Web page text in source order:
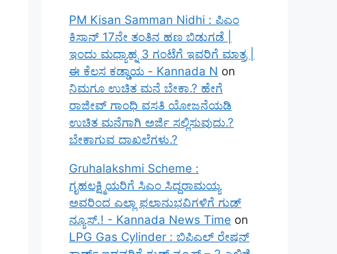
PM Kisan Samman Nidhi : ಪಿಎಂ
ಕಿಸಾನ್ 17ನೇ ತಂತಿನ ಹಣ ಬಿಡುಗಡೆ |
ಇಂದು ಮಧ್ಯಾಹ್ನ 3 ಗಂಟೆಗೆ ಇವರಿಗೆ ಮಾತ್ರ |
ಈ ಕೆಲಸ ಕಡ್ಡಾಯ - Kannada N on
ನಿಮಗೂ ಉಚಿತ ಮನೆ ಬೇಕಾ.? ಹೇಗೆ
ರಾಜೀವ್ ಗಾಂಧಿ ವಸತಿ ಯೋಜನೆಯಡಿ
ಉಚಿತ ಮನೆಗಾಗಿ ಅರ್ಜಿ ಸಲ್ಲಿಸುವುದು.?
ಬೇಕಾಗುವ ದಾಖಲೆಗಳು.?
Gruhalakshmi Scheme :
ಗೃಹಲಕ್ಷ್ಮಿಯರಿಗೆ ಸಿಎಂ ಸಿದ್ದರಾಮಯ್ಯ
ಅವರಿಂದ ಎಲ್ಲಾ ಫಲಾನುಭವಿಗಳಿಗೆ ಗುಡ್
ನ್ಯೂಸ್.! - Kannada News Time on
LPG Gas Cylinder : ಬಿಪಿಎಲ್ ರೇಷನ್